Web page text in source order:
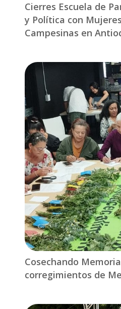
Cierres Escuela de
y Política con
Campesinas en
Cosechando
corregimientos de